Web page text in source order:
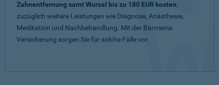
Zahnentfernung samt Wurzel bis zu 180 EUR kosten,
zuzüglich weitere Leistungen wie Diagnose, Anästhesie,
Medikation und Nachbehandlung. Mit der Barmenia
Versicherung sorgen Sie für solche Fälle vor.